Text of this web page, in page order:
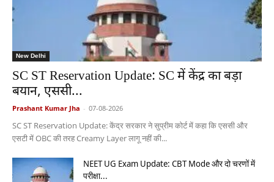
New Delhi
SC ST Reservation Update: SC में केंद्र का बड़ा
बयान, एससी...
Prashant Kumar Jha - 07-08-2026
SC ST Reservation Update: केंद्र सरकार ने सुप्रीम कोर्ट में कहा कि एससी और
एसटी में OBC की तरह Creamy Layer लागू नहीं की...
NEET UG Exam Update: CBT Mode और दो चरणों में
परीक्षा...